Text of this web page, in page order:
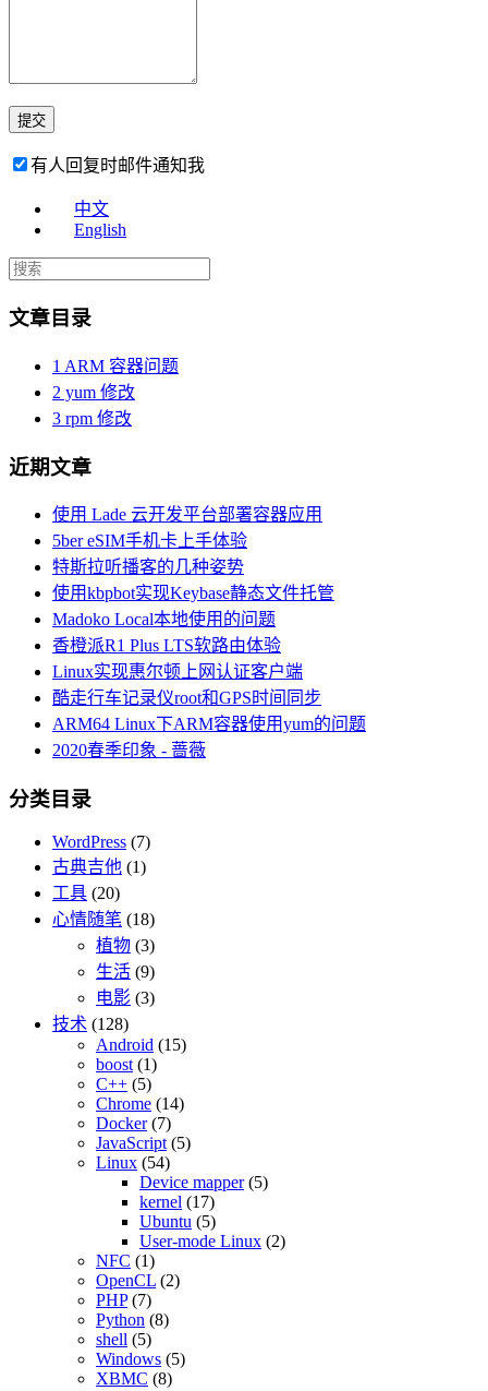
有人回复时邮件通知我
中文
English
文章目录
1 ARM 容器问题
2 yum 修改
3 rpm 修改
近期文章
使用 Lade 云开发平台部署容器应用
5ber eSIM手机卡上手体验
特斯拉听播客的几种姿势
使用kbpbot实现Keybase静态文件托管
Madoko Local本地使用的问题
香橙派R1 Plus LTS软路由体验
Linux实现惠尔顿上网认证客户端
酷走行车记录仪root和GPS时间同步
ARM64 Linux下ARM容器使用yum的问题
2020春季印象 - 蔷薇
分类目录
WordPress (7)
古典吉他 (1)
工具 (20)
心情随笔 (18)
植物 (3)
生活 (9)
电影 (3)
技术 (128)
Android (15)
boost (1)
C++ (5)
Chrome (14)
Docker(7)
JavaScript (5)
Linux (54)
Device mapper(5)
kernel (17)
Ubuntu (5)
User-mode Linux (2)
NFC (1)
OpenCL (2)
PHP(7)
Python (8)
shell (5)
Windows (5)
XBMC (8)